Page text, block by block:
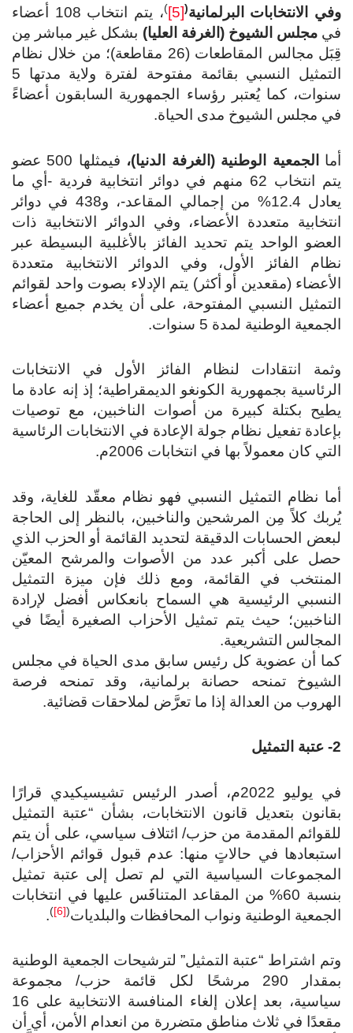
وفي الانتخابات البرلمانية(
[5]
)
، يتم انتخاب 108 أعضاء
في مجلس الشيوخ (الغرفة العليا)بشكل غير مباشر مِن
قِبَل مجالس المقاطعات (26 مقاطعة)؛ من خلال نظام
التمثيل النسبي بقائمة مفتوحة لفترة ولاية مدتها 5
سنوات، كما يُعتبر رؤساء الجمهورية السابقون أعضاءً
في مجلس الشيوخ مدى الحياة.
أما الجمعية الوطنية (الغرفة الدنيا)،
فيمثلها 500 عضو
يتم انتخاب 62 منهم في دوائر انتخابية فردية -أي ما
يعادل 12.4% من إجمالي المقاعد-، و438 في دوائر
انتخابية متعددة الأعضاء، وفي الدوائر الانتخابية ذات
العضو الواحد يتم تحديد الفائز بالأغلبية البسيطة عبر
نظام الفائز الأول، وفي الدوائر الانتخابية متعددة
الأعضاء (مقعدين أو أكثر) يتم الإدلاء بصوت واحد لقوائم
التمثيل النسبي المفتوحة، على أن يخدم جميع أعضاء
الجمعية الوطنية لمدة 5 سنوات.
وثمة انتقادات لنظام الفائز الأول في الانتخابات
الرئاسية بجمهورية الكونغو الديمقراطية؛ إذ إنه عادة ما
يطيح بكتلة كبيرة من أصوات الناخبين، مع توصيات
بإعادة تفعيل نظام جولة الإعادة في الانتخابات الرئاسية
التي كان معمولاً بها في انتخابات 2006م.
أما نظام التمثيل النسبي فهو نظام معقّد للغاية، وقد
يُربك كلاً مِن المرشحين والناخبين، بالنظر إلى الحاجة
لبعض الحسابات الدقيقة لتحديد القائمة أو الحزب الذي
حصل على أكبر عدد من الأصوات والمرشح المعيّن
المنتخب في القائمة، ومع ذلك فإن ميزة التمثيل
النسبي الرئيسية هي السماح بانعكاس أفضل لإرادة
الناخبين؛ حيث يتم تمثيل الأحزاب الصغيرة أيضًا في
المجالس التشريعية.
كما أن عضوية كل رئيس سابق مدى الحياة في مجلس
الشيوخ تمنحه حصانة برلمانية، وقد تمنحه فرصة
الهروب من العدالة إذا ما تعرَّض لملاحقات قضائية.
2- عتبة التمثيل
في يوليو 2022م، أصدر الرئيس تشيسيكيدي قرارًا
بقانون بتعديل قانون الانتخابات، بشأن “عتبة التمثيل
للقوائم المقدمة من حزب/ ائتلاف سياسي، على أن يتم
استبعادها في حالاتٍ منها: عدم قبول قوائم الأحزاب/
المجموعات السياسية التي لم تصل إلى عتبة تمثيل
بنسبة 60% من المقاعد المتنافَس عليها في انتخابات
الجمعية الوطنية ونواب المحافظات والبلديات(
[6]
)
.
وتم اشتراط “عتبة التمثيل” لترشيحات الجمعية الوطنية
بمقدار 290 مرشحًا لكل قائمة حزب/ مجموعة
سياسية، بعد إعلان إلغاء المنافسة الانتخابية على 16
مقعدًا في ثلاث مناطق متضررة من انعدام الأمن، أي أن